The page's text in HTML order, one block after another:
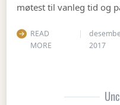
møtest til vanleg tid og
READ
MORE
2017